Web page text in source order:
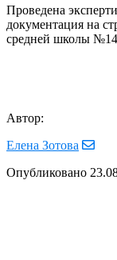
Проведена
документация на
средней школы
Автор:
Елена Зотова
Опубликовано